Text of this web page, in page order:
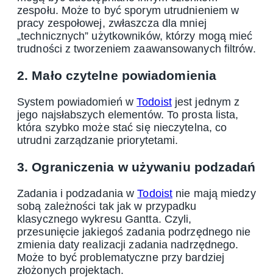
zespołu. Może to być sporym utrudnieniem w
pracy zespołowej, zwłaszcza dla mniej
„technicznych” użytkowników, którzy mogą mieć
trudności z tworzeniem zaawansowanych filtrów.
2. Mało czytelne powiadomienia
System powiadomień wTodoistjest jednym z
jego najsłabszych elementów. To prosta lista,
która szybko może stać się nieczytelna, co
utrudni zarządzanie priorytetami.
3. Ograniczenia w używaniu podzadań
Zadania i podzadania wTodoist nie mają miedzy
sobą zależności tak jak w przypadku
klasycznego wykresu Gantta. Czyli,
przesunięcie jakiegoś zadania podrzędnego nie
zmienia daty realizacji zadania nadrzędnego.
Może to być problematyczne przy bardziej
złożonych projektach.